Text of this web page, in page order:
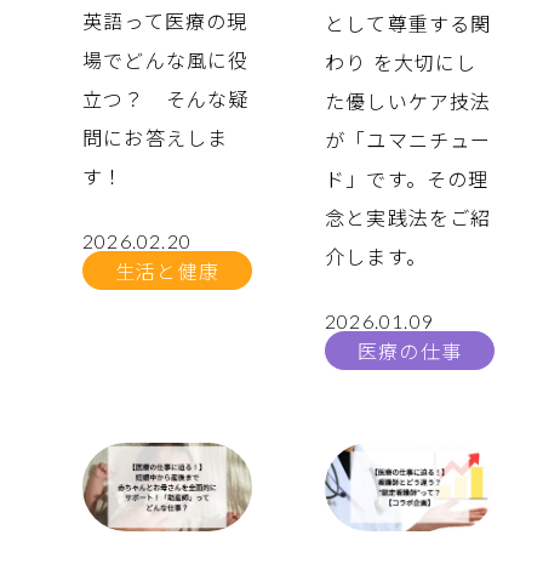
英語って医療の現
場でどんな風に役
立つ？ そんな疑
問にお答えしま
す！
2026.02.20
生活と健康
として尊重する関
わり を大切にし
た優しいケア技法
が「ユマニチュー
ド」です。その理
念と実践法をご紹
介します。
2026.01.09
医療の仕事